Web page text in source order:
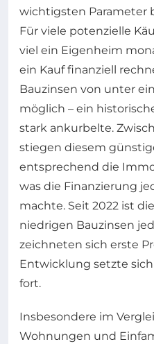
wichtigsten Parameter
Für viele potenzielle
viel ein Eigenheim
ein Kauf finanziell
Bauzinsen von unter
möglich – ein
stark ankurbelte.
stiegen diesem
entsprechend die
was die Finanzierung
machte. Seit 2022 ist
niedrigen Bauzinsen
zeichneten sich erste
Entwicklung setzte
fort.
Insbesondere im
Wohnungen und